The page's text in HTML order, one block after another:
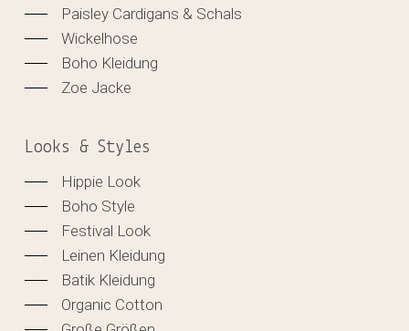
Paisley Cardigans & Schals
Wickelhose
Boho Kleidung
Zoe Jacke
Looks & Styles
Hippie Look
Boho Style
Festival Look
Leinen Kleidung
Batik Kleidung
Organic Cotton